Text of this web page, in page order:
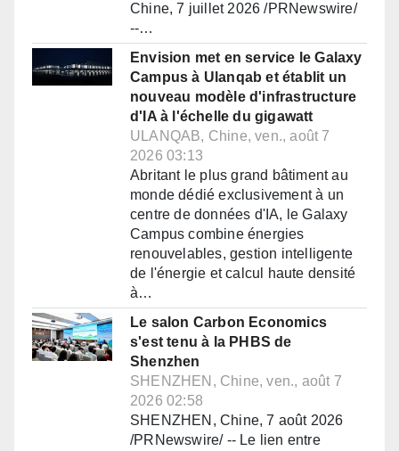
Chine, 7 juillet 2026 /PRNewswire/
--…
Envision met en service le Galaxy
Campus à Ulanqab et établit un
nouveau modèle d'infrastructure
d'IA à l'échelle du gigawatt
ULANQAB, Chine, ven., août 7
2026 03:13
Abritant le plus grand bâtiment au
monde dédié exclusivement à un
centre de données d'IA, le Galaxy
Campus combine énergies
renouvelables, gestion intelligente
de l'énergie et calcul haute densité
à…
Le salon Carbon Economics
s'est tenu à la PHBS de
Shenzhen
SHENZHEN, Chine, ven., août 7
2026 02:58
SHENZHEN, Chine, 7 août 2026
/PRNewswire/ -- Le lien entre